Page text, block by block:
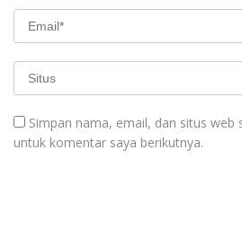
Simpan nama, email, dan situs web
untuk komentar saya berikutnya.